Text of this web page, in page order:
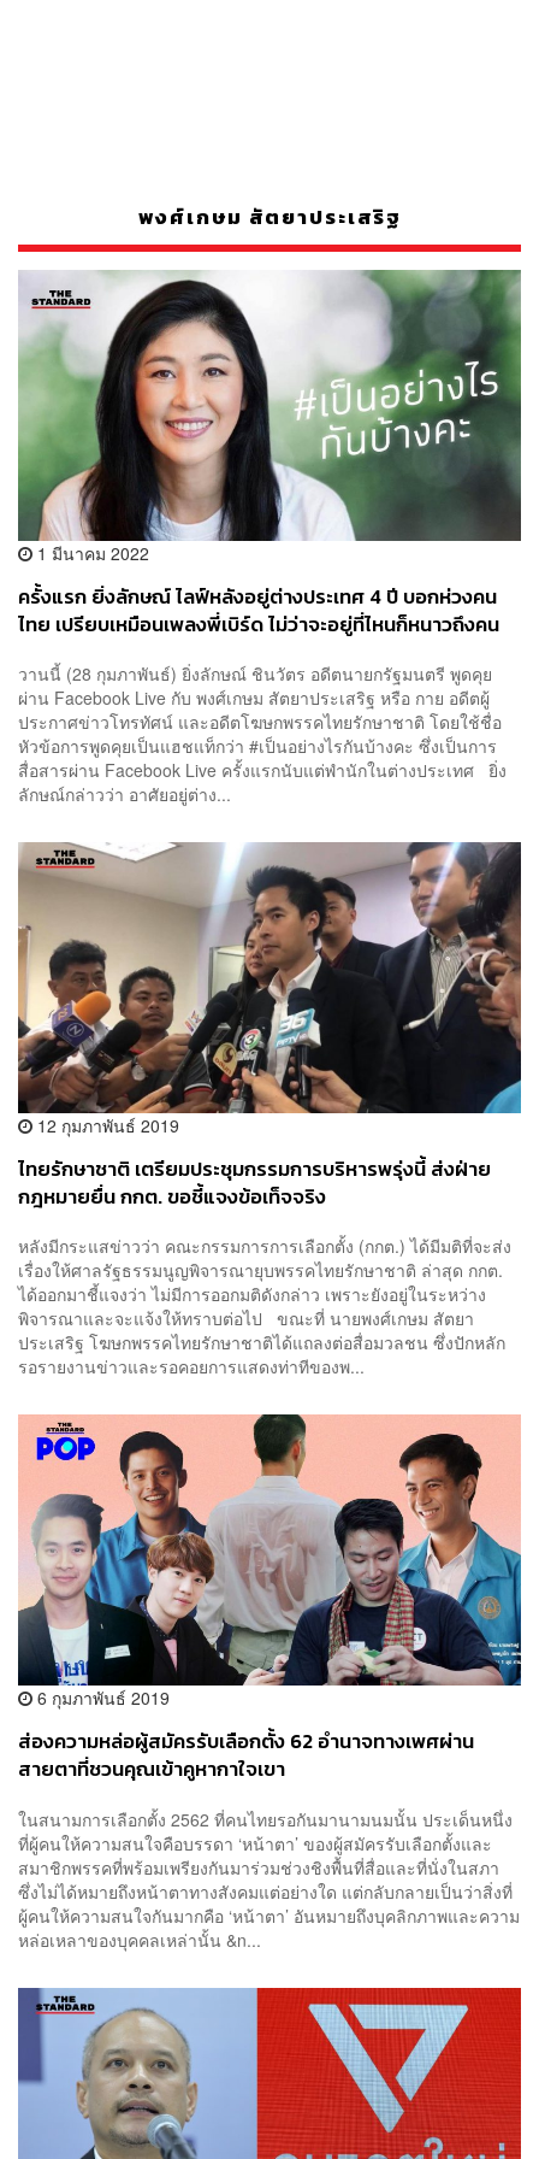
พงศ์เกษม สัตยาประเสริฐ
1 มีนาคม 2022
ครั้งแรก ยิ่งลักษณ์ ไลฟ์หลังอยู่ต่างประเทศ 4 ปี บอกห่วงคน
ไทย เปรียบเหมือนเพลงพี่เบิร์ด ไม่ว่าจะอยู่ที่ไหนก็หนาวถึงคน
วานนี้ (28 กุมภาพันธ์) ยิ่งลักษณ์ ชินวัตร อดีตนายกรัฐมนตรี พูดคุย
ผ่าน Facebook Live กับ พงศ์เกษม สัตยาประเสริฐ หรือ กาย อดีตผู้
ประกาศข่าวโทรทัศน์ และอดีตโฆษกพรรคไทยรักษาชาติ โดยใช้ชื่อ
หัวข้อการพูดคุยเป็นแฮชแท็กว่า #เป็นอย่างไรกันบ้างคะ ซึ่งเป็นการ
สื่อสารผ่าน Facebook Live ครั้งแรกนับแต่พำนักในต่างประเทศ ยิ่ง
ลักษณ์กล่าวว่า อาศัยอยู่ต่าง...
12 กุมภาพันธ์ 2019
ไทยรักษาชาติ เตรียมประชุมกรรมการบริหารพรุ่งนี้ ส่งฝ่าย
กฎหมายยื่น กกต. ขอชี้แจงข้อเท็จจริง
หลังมีกระแสข่าวว่า คณะกรรมการการเลือกตั้ง (กกต.) ได้มีมติที่จะส่ง
เรื่องให้ศาลรัฐธรรมนูญพิจารณายุบพรรคไทยรักษาชาติ ล่าสุด กกต.
ได้ออกมาชี้แจงว่า ไม่มีการออกมติดังกล่าว เพราะยังอยู่ในระหว่าง
พิจารณาและจะแจ้งให้ทราบต่อไป ขณะที่ นายพงศ์เกษม สัตยา
ประเสริฐ โฆษกพรรคไทยรักษาชาติได้แถลงต่อสื่อมวลชน ซึ่งปักหลัก
รอรายงานข่าวและรอคอยการแสดงท่าทีของพ...
6 กุมภาพันธ์ 2019
ส่องความหล่อผู้สมัครรับเลือกตั้ง 62 อำนาจทางเพศผ่าน
สายตาที่ชวนคุณเข้าคูหากาใจเขา
ในสนามการเลือกตั้ง 2562 ที่คนไทยรอกันมานามนมนั้น ประเด็นหนึ่ง
ที่ผู้คนให้ความสนใจคือบรรดา ‘หน้าตา’ ของผู้สมัครรับเลือกตั้งและ
สมาชิกพรรคที่พร้อมเพรียงกันมาร่วมช่วงชิงพื้นที่สื่อและที่นั่งในสภา
ซึ่งไม่ได้หมายถึงหน้าตาทางสังคมแต่อย่างใด แต่กลับกลายเป็นว่าสิ่งที่
ผู้คนให้ความสนใจกันมากคือ ‘หน้าตา’ อันหมายถึงบุคลิกภาพและความ
หล่อเหลาของบุคคลเหล่านั้น &n...